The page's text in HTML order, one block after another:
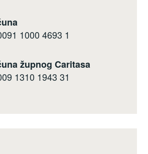
1000 4693 1
župnog Caritasa
1310 1943 31